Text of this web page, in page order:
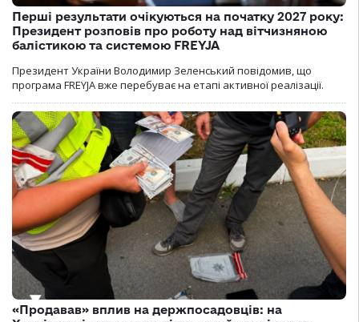
Перші результати очікуються на початку 2027 року:
Президент розповів про роботу над вітчизняною
балістикою та системою FREYJA
Президент України Володимир Зеленський повідомив, що
програма FREYJA вже перебуває на етапі активної реалізації.
«Продавав» вплив на держпосадовців: на